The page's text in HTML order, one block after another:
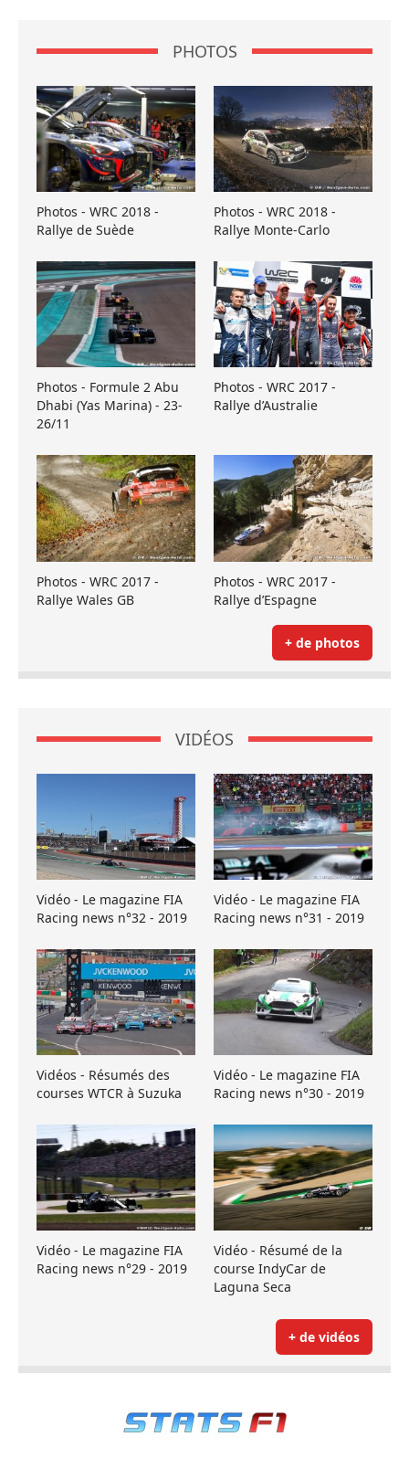
PHOTOS
Photos - WRC 2018 -
Rallye de Suède
Photos - WRC 2018 -
Rallye Monte-Carlo
Photos - Formule 2 Abu
Dhabi (Yas Marina) - 23-
26/11
Photos - WRC 2017 -
Rallye d’Australie
Photos - WRC 2017 -
Rallye Wales GB
Photos - WRC 2017 -
Rallye d’Espagne
+ de photos
VIDÉOS
Vidéo - Le magazine FIA
Racing news n°32 - 2019
Vidéo - Le magazine FIA
Racing news n°31 - 2019
Vidéos - Résumés des
courses WTCR à Suzuka
Vidéo - Le magazine FIA
Racing news n°30 - 2019
Vidéo - Le magazine FIA
Racing news n°29 - 2019
Vidéo - Résumé de la
course IndyCar de
Laguna Seca
+ de vidéos